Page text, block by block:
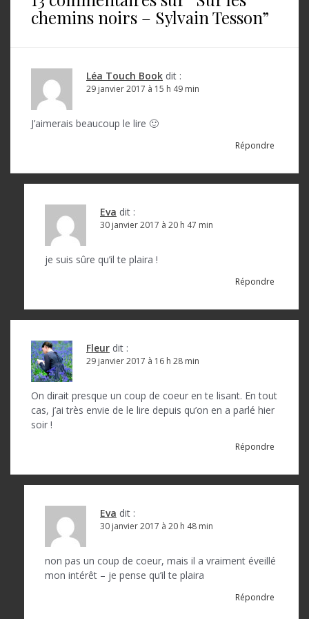
c
chemins noirs – Sylvain Tesson”
Léa Touch Book dit :
29 janvier 2017 à 15 h 49 min
J’aimerais beaucoup le lire 🙂
Répondre
Eva dit :
30 janvier 2017 à 20 h 47 min
je suis sûre qu’il te plaira !
Répondre
Fleur dit :
29 janvier 2017 à 16 h 28 min
On dirait presque un coup de coeur en te lisant. En tout
cas, j’ai très envie de le lire depuis qu’on en a parlé hier
soir !
Répondre
Eva dit :
30 janvier 2017 à 20 h 48 min
non pas un coup de coeur, mais il a vraiment éveillé
mon intérêt – je pense qu’il te plaira
Répondre